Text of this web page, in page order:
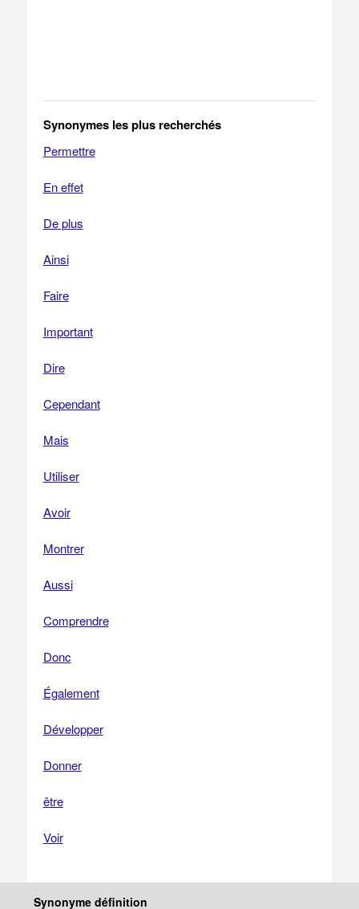
Synonymes les plus recherchés
Permettre
En effet
De plus
Ainsi
Faire
Important
Dire
Cependant
Mais
Utiliser
Avoir
Montrer
Aussi
Comprendre
Donc
Également
Développer
Donner
être
Voir
Synonyme définition